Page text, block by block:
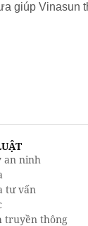
giúp Vinasun
an ninh
tư vấn
truyền thông